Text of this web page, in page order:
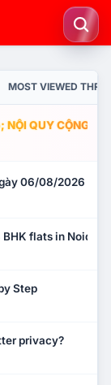
MOST VIEWED
QUY CỘNG
06/08/2026
flats in Noida?
Step
privacy?